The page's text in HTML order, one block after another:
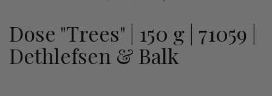
Dose "Trees" | 150 g | 71059 |
Dethlefsen & Balk